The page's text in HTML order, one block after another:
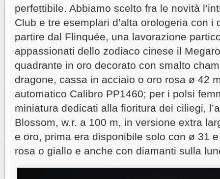
perfettibile. Abbiamo scelto fra le novità
Club e tre esemplari d’alta orologeria con i
partire dal Flinquée, una lavorazione
appassionati dello zodiaco cinese il
quadrante in oro decorato con smalto
dragone, cassa in acciaio o oro rosa ø 42
automatico Calibro PP1460; per i polsi
miniatura dedicati alla fioritura dei ciliegi,
Blossom, w.r. a 100 m, in versione extra
e oro, prima era disponibile solo con ø 31
rosa o giallo e anche con diamanti sulla